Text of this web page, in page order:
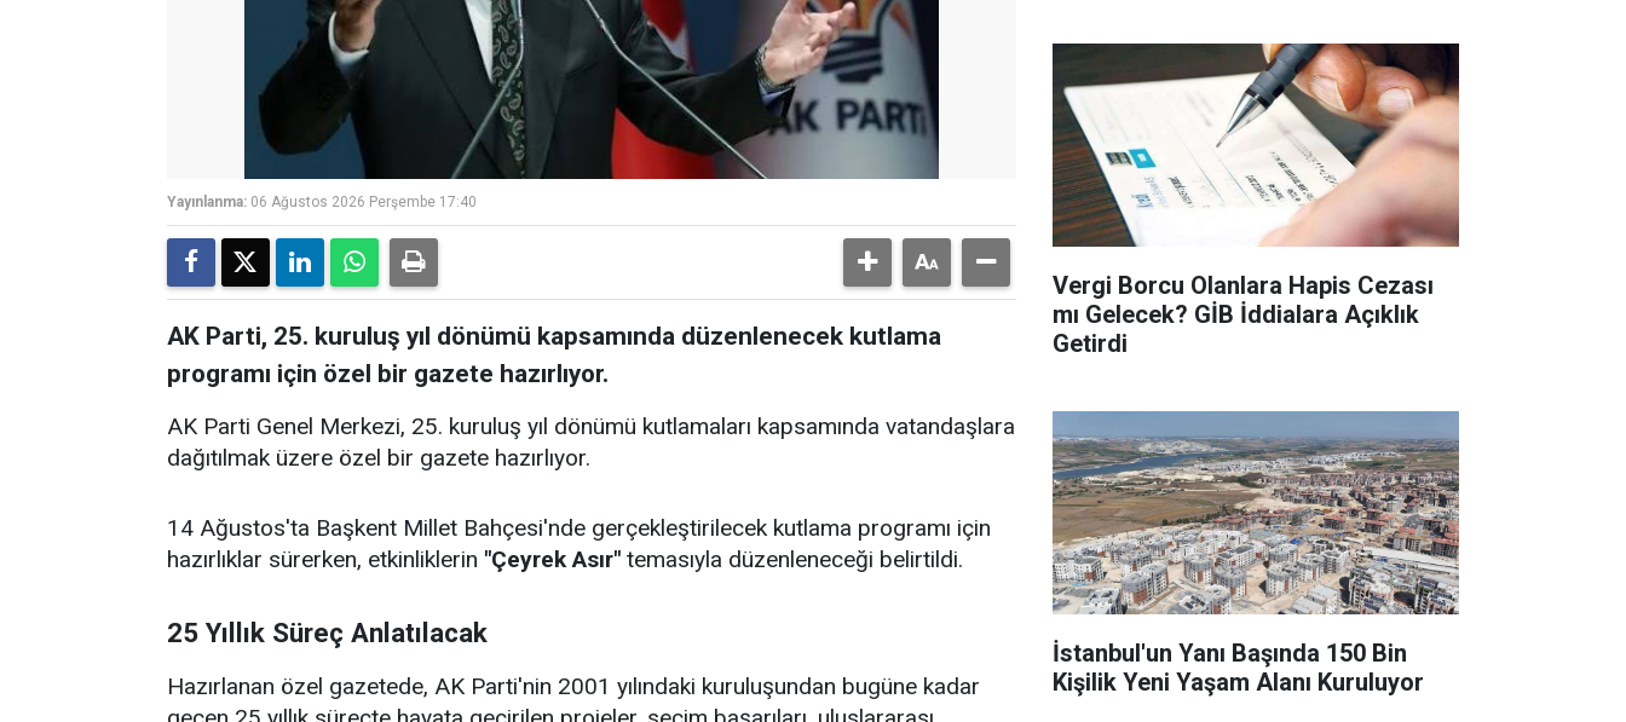
Yayınlanma: 06 Ağustos 2026 Perşembe 17:40
AK Parti, 25. kuruluş yıl dönümü kapsamında düzenlenecek kutlama
programı için özel bir gazete hazırlıyor.
AK Parti Genel Merkezi, 25. kuruluş yıl dönümü kutlamaları kapsamında vatandaşlara
dağıtılmak üzere özel bir gazete hazırlıyor.
14 Ağustos'ta Başkent Millet Bahçesi'nde gerçekleştirilecek kutlama programı için
hazırlıklar sürerken, etkinliklerin "Çeyrek Asır" temasıyla düzenleneceği belirtildi.
25 Yıllık Süreç Anlatılacak
Hazırlanan özel gazetede, AK Parti'nin 2001 yılındaki kuruluşundan bugüne kadar
Vergi Borcu Olanlara Hapis Cezası
mı Gelecek? GİB İddialara Açıklık
Getirdi
İstanbul'un Yanı Başında 150 Bin
Kişilik Yeni Yaşam Alanı Kuruluyor